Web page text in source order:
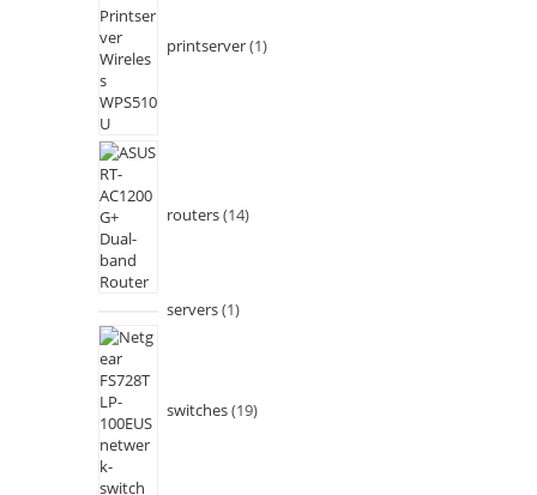
printserver 1
routers 14
servers 1
switches 19